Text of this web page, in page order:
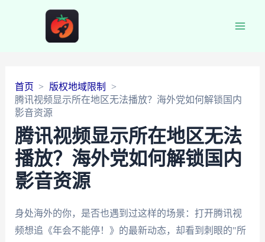
首页
版权地域限制
腾讯视频显示所在地区无法播放？海外党如何解锁国内
影音资源
腾讯视频显示所在地区无法
播放？海外党如何解锁国内
影音资源
身处海外的你，是否也遇到过这样的场景：打开腾讯视
频想追《年会不能停！》的最新动态，却看到刺眼的"所